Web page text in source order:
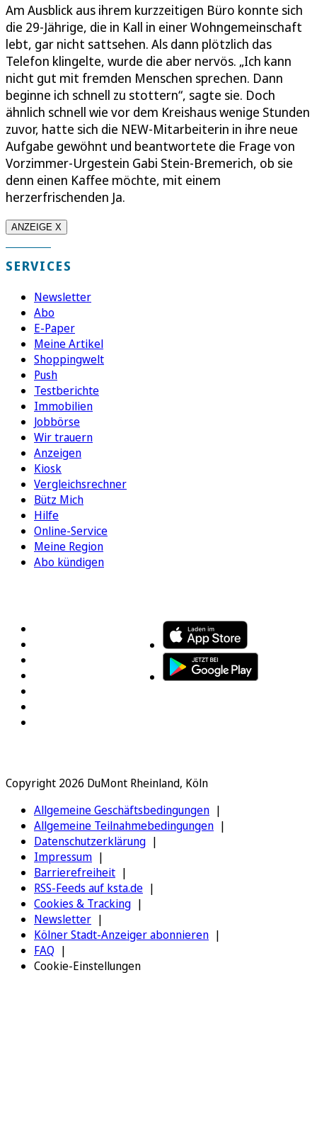
Am Ausblick aus ihrem kurzzeitigen Büro konnte sich
die 29-Jährige, die in Kall in einer Wohngemeinschaft
lebt, gar nicht sattsehen. Als dann plötzlich das
Telefon klingelte, wurde die aber nervös. „Ich kann
nicht gut mit fremden Menschen sprechen. Dann
beginne ich schnell zu stottern“, sagte sie. Doch
ähnlich schnell wie vor dem Kreishaus wenige Stunden
zuvor, hatte sich die NEW-Mitarbeiterin in ihre neue
Aufgabe gewöhnt und beantwortete die Frage von
Vorzimmer-Urgestein Gabi Stein-Bremerich, ob sie
denn einen Kaffee möchte, mit einem
herzerfrischenden Ja.
ANZEIGE X
SERVICES
Newsletter
Abo
E-Paper
Meine Artikel
Shoppingwelt
Push
Testberichte
Immobilien
Jobbörse
Wir trauern
Anzeigen
Kiosk
Vergleichsrechner
Bütz Mich
Hilfe
Online-Service
Meine Region
Abo kündigen
Copyright 2026 DuMont Rheinland, Köln
Allgemeine Geschäftsbedingungen
Allgemeine Teilnahmebedingungen
Datenschutzerklärung
Impressum
Barrierefreiheit
RSS-Feeds auf ksta.de
Cookies & Tracking
Newsletter
Kölner Stadt-Anzeiger abonnieren
FAQ
Cookie-Einstellungen